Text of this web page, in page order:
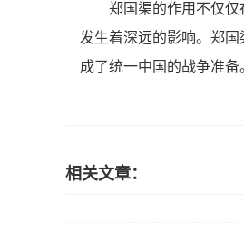
郑国渠的作用不仅
发生着深远的影响。郑
成了统一中国的战争准备
相关文章：